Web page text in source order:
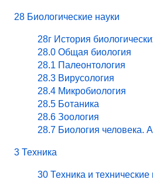
28 Биологические науки
28г История
28.0 Общая биология
28.1 Палеонтология
28.3 Вирусология
28.4 Микробиология
28.5 Ботаника
28.6 Зоология
28.7 Биология человека.
3 Техника
30 Техника и